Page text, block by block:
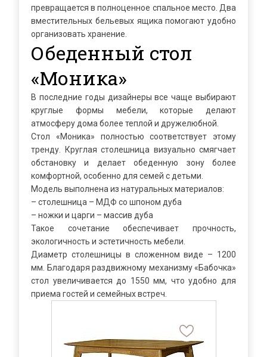
превращается в полноценное спальное место. Два
вместительных бельевых ящика помогают удобно
организовать хранение.
Обеденный стол
«Моника»
В последние годы дизайнеры все чаще выбирают
круглые формы мебели, которые делают
атмосферу дома более теплой и дружелюбной.
Стол «Моника» полностью соответствует этому
тренду. Круглая столешница визуально смягчает
обстановку и делает обеденную зону более
комфортной, особенно для семей с детьми.
Модель выполнена из натуральных материалов:
– столешница – МДФ со шпоном дуба
– ножки и царги – массив дуба
Такое сочетание обеспечивает прочность,
экологичность и эстетичность мебели.
Диаметр столешницы в сложенном виде – 1200
мм. Благодаря раздвижному механизму «Бабочка»
стол увеличивается до 1550 мм, что удобно для
приема гостей и семейных встреч.